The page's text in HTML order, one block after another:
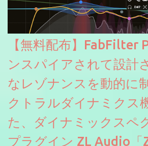
【無料配布】FabFilter
ンスパイアされて設計
なレゾナンスを動的に
クトラルダイナミクス
た、ダイナミックスペ
プラグイン ZL Audio「